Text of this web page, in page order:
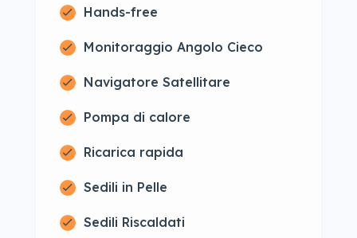
Hands-free
Monitoraggio Angolo Cieco
Navigatore Satellitare
Pompa di calore
Ricarica rapida
Sedili in Pelle
Sedili Riscaldati